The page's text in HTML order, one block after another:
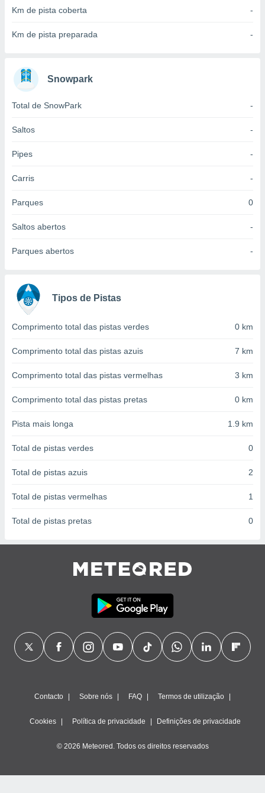
da
dos
os
de dados
e melhorar
através
estudos
1199
Km de pista coberta -
Km de pista preparada -
Snowpark
Total de SnowPark -
Saltos -
Pipes -
Carris -
Parques 0
Saltos abertos -
Parques abertos -
Tipos de Pistas
Comprimento total das pistas verdes 0 km
Comprimento total das pistas azuis 7 km
Comprimento total das pistas vermelhas 3 km
Comprimento total das pistas pretas 0 km
Pista mais longa 1.9 km
Total de pistas verdes 0
Total de pistas azuis 2
Total de pistas vermelhas 1
Total de pistas pretas 0
Contacto Sobre nós FAQ Termos de utilização
Cookies Política de privacidade Definições de privacidade
© 2026 Meteored. Todos os direitos reservados